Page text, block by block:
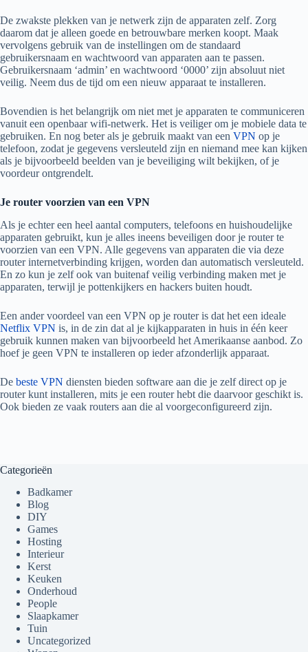
De zwakste plekken van je netwerk zijn de apparaten zelf. Zorg
daarom dat je alleen goede en betrouwbare merken koopt. Maak
vervolgens gebruik van de instellingen om de standaard
gebruikersnaam en wachtwoord van apparaten aan te passen.
Gebruikersnaam ‘admin’ en wachtwoord ‘0000’ zijn absoluut niet
veilig. Neem dus de tijd om een nieuw apparaat te installeren.
Bovendien is het belangrijk om niet met je apparaten te communiceren
vanuit een openbaar wifi-netwerk. Het is veiliger om je mobiele data te
gebruiken. En nog beter als je gebruik maakt van een VPN op je
telefoon, zodat je gegevens versleuteld zijn en niemand mee kan kijken
als je bijvoorbeeld beelden van je beveiliging wilt bekijken, of je
voordeur ontgrendelt.
Je router voorzien van een VPN
Als je echter een heel aantal computers, telefoons en huishoudelijke
apparaten gebruikt, kun je alles ineens beveiligen door je router te
voorzien van een VPN. Alle gegevens van apparaten die via deze
router internetverbinding krijgen, worden dan automatisch versleuteld.
En zo kun je zelf ook van buitenaf veilig verbinding maken met je
apparaten, terwijl je pottenkijkers en hackers buiten houdt.
Een ander voordeel van een VPN op je router is dat het een ideale
Netflix VPN is, in de zin dat al je kijkapparaten in huis in één keer
gebruik kunnen maken van bijvoorbeeld het Amerikaanse aanbod. Zo
hoef je geen VPN te installeren op ieder afzonderlijk apparaat.
De beste VPN diensten bieden software aan die je zelf direct op je
router kunt installeren, mits je een router hebt die daarvoor geschikt is.
Ook bieden ze vaak routers aan die al voorgeconfigureerd zijn.
Categorieën
Badkamer
Blog
DIY
Games
Hosting
Interieur
Kerst
Keuken
Onderhoud
People
Slaapkamer
Tuin
Uncategorized